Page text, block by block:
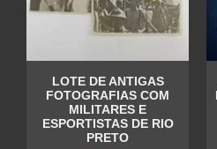
LOTE DE ANTIGAS
FOTOGRAFIAS COM
MILITARES E
ESPORTISTAS DE RIO
PRETO